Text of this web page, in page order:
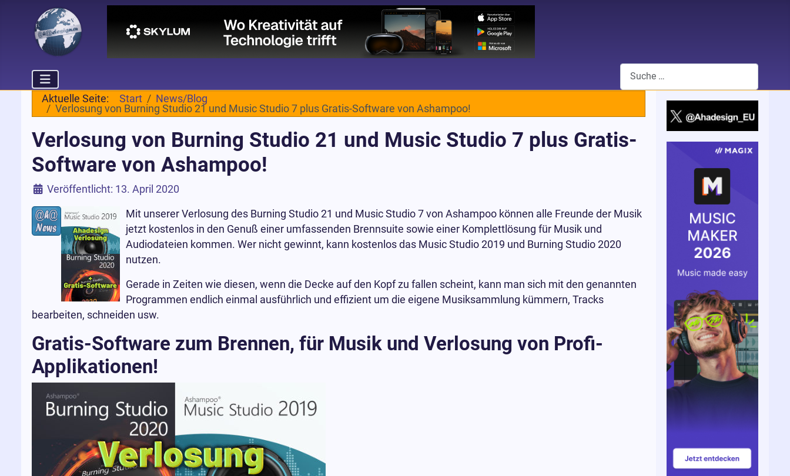
Suchen
Aktuelle Seite: Start
News/Blog
Verlosung von Burning Studio 21 und Music Studio 7 plus Gratis-Software von Ashampoo!
Verlosung von Burning Studio 21 und Music Studio 7 plus Gratis-
Software von Ashampoo!
Details
Veröffentlicht: 13. April 2020
Mit unserer Verlosung des Burning Studio 21 und Music Studio 7 von Ashampoo können alle Freunde der Musik
jetzt kostenlos in den Genuß einer umfassenden Brennsuite sowie einer Komplettlösung für Musik und
Audiodateien kommen. Wer nicht gewinnt, kann kostenlos das Music Studio 2019 und Burning Studio 2020
nutzen.
Gerade in Zeiten wie diesen, wenn die Decke auf den Kopf zu fallen scheint, kann man sich mit den genannten
Programmen endlich einmal ausführlich und effizient um die eigene Musiksammlung kümmern, Tracks
bearbeiten, schneiden usw.
Gratis-Software zum Brennen, für Musik und Verlosung von Profi-
Applikationen!